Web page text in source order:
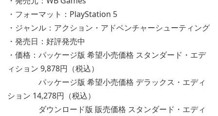
・フォーマット：PlayStation 5
・ジャンル：アクション・アドベンチャーシューティング
・発売日：好評発売中
・価格：パッケージ版 希望小売価格 スタンダード・エデ
ィション 9,878円（税込）
パッケージ版 希望小売価格 デラックス・エディ
ション 14,278円（税込）
ダウンロード版 販売価格 スタンダード・エディ